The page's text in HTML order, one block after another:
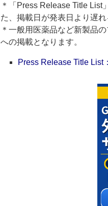
＊「Press Release Title List
た、掲載日が発表日より遅
＊一般用医薬品など新製品
への掲載となります。
Press Release Title List